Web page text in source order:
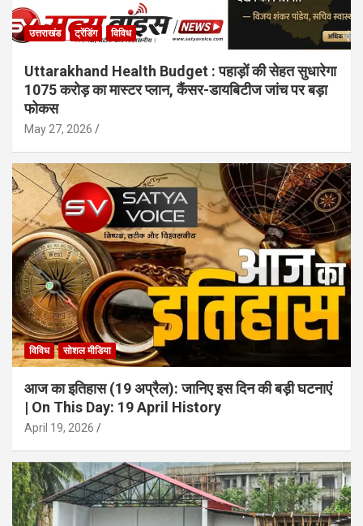
उत्तराखंड ट्रेंडिंग विविध
Uttarakhand Health Budget : पहाड़ों की सेहत सुधारेगा
1075 करोड़ का मास्टर प्लान, कैंसर-डायबिटीज जांच पर बड़ा
फोकस
May 27, 2026
विविध सोशल मीडिया
आज का इतिहास (19 अप्रैल): जानिए इस दिन की बड़ी घटनाएं
| On This Day: 19 April History
April 19, 2026